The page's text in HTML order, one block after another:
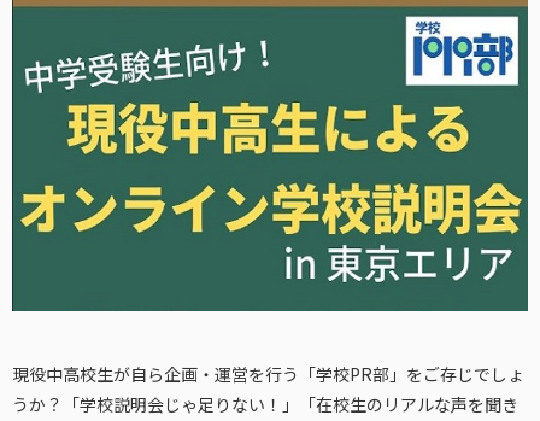
現役中高校生が自ら企画・運営を行う「学校PR部」をご存じでしょ
うか？ 「学校説明会じゃ足りない！」「在校生のリアルな声を聞き